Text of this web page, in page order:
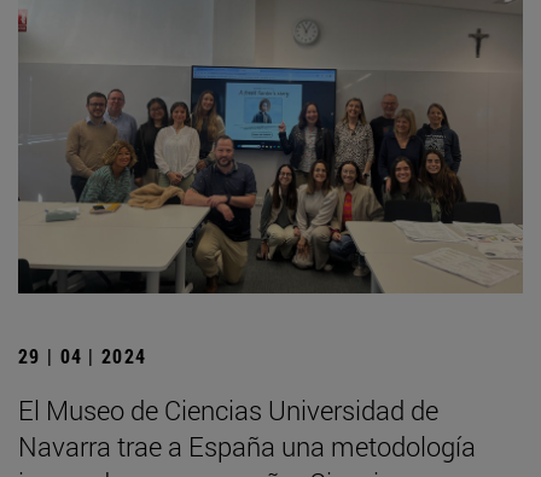
29 | 04 | 2024
El Museo de Ciencias Universidad de
Navarra trae a España una metodología